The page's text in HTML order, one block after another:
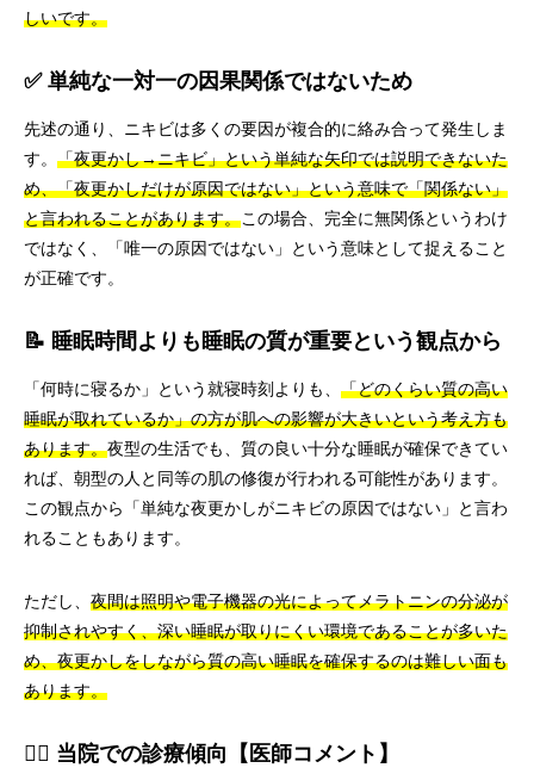
しいです。
✅ 単純な一対一の因果関係ではないため
先述の通り、ニキビは多くの要因が複合的に絡み合って発生しま
す。 「夜更かし→ニキビ」という単純な矢印では説明できないた
め、「夜更かしだけが原因ではない」という意味で「関係ない」
と言われることがあります。この場合、完全に無関係というわけ
ではなく、「唯一の原因ではない」という意味として捉えること
が正確です。
📝 睡眠時間よりも睡眠の質が重要という観点から
「何時に寝るか」という就寝時刻よりも、 「どのくらい質の高い
睡眠が取れているか」の方が肌への影響が大きいという考え方も
あります。夜型の生活でも、質の良い十分な睡眠が確保できてい
れば、朝型の人と同等の肌の修復が行われる可能性があります。
この観点から「単純な夜更かしがニキビの原因ではない」と言わ
れることもあります。
ただし、 夜間は照明や電子機器の光によってメラトニンの分泌が
抑制されやすく、深い睡眠が取りにくい環境であることが多いた
め、夜更かしをしながら質の高い睡眠を確保するのは難しい面も
あります。
👨‍⚕️ 当院での診療傾向【医師コメント】